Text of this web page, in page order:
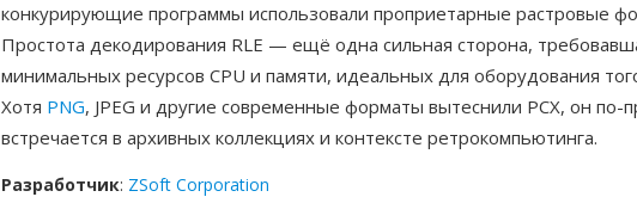
конкурирующие программы использовали проприетарные растровые
Простота декодирования RLE — ещё одна сильная сторона,
минимальных ресурсов CPU и памяти, идеальных для оборудования
Хотя PNG, JPEG и другие современные форматы вытеснили PCX, он по-
встречается в архивных коллекциях и контексте ретрокомпьютинга.
Разработчик: ZSoft Corporation